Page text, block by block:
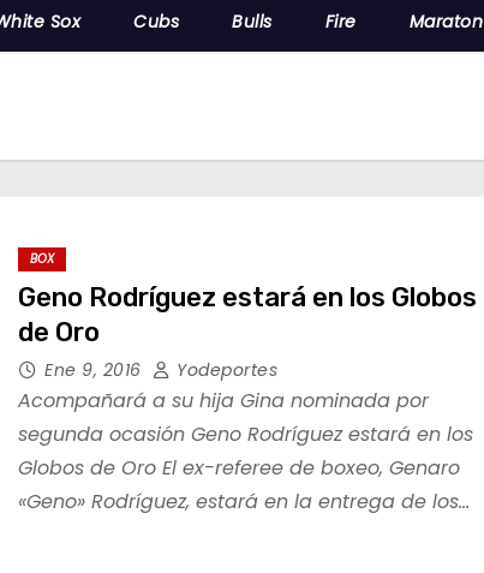
Sox Cubs Bulls Fire Maraton
BOX
Geno Rodríguez estará en los Globos
de Oro
Ene 9, 2016 Yodeportes
Acompañará a su hija Gina nominada por
segunda ocasión Geno Rodríguez estará en los
Globos de Oro El ex-referee de boxeo, Genaro
«Geno» Rodríguez, estará en la entrega de los…